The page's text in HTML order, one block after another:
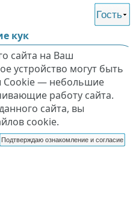
Гость
кук
сайта на Ваш
устройство могут быть
Cookie — небольшие
работу сайта.
сайта, вы
cookie.
Подтверждаю ознакомление и согласие